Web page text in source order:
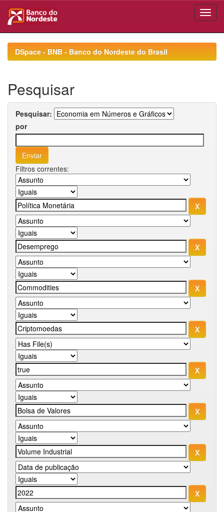
navigationDSpace - BNB - Banco do Nordeste do Brasil
Pesquisar
Pesquisar:
por
Filtros correntes: